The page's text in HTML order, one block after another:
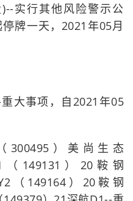
实行其他风险警示公
牌一天，2021年05月
大事项，自2021年05
300495）美尚生态
（149131）20鞍钢
（149164）20鞍钢